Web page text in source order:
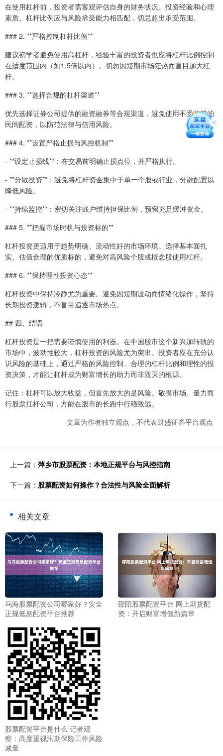
在使用杠杆前，投资者需客观评估自身的财务状况、投资经验和心理
素质。杠杆比例应与风险承受能力相匹配，切忌超出承受范围。
### 2. **严格控制杠杆比例**
建议初学者避免使用高杠杆，经验丰富的投资者也应将杠杆比例控制
在适度范围内（如1.5倍以内）。切勿因短期市场狂热而盲目加大杠
杆。
### 3. **选择合规的杠杆渠道**
优先选择证券公司提供的融资融券等合规渠道，避免使用不受监管的
民间配资，以防范法律与信用风险。
### 4. **设置严格止损与风控机制**
- **设定止损线**：在交易前明确止损点位，并严格执行。
- **分散投资**：避免将杠杆资金集中于单一个股或行业，分散配置以
降低风险。
- **持续监控**：密切关注账户维持担保比例，预留充足缓冲资金。
### 5. **把握市场时机与投资标的**
杠杆投资更适用于趋势明确、流动性好的市场环境。选择基本面扎
实、估值合理的优质标的，避免对高风险个股或概念股使用杠杆。
### 6. **保持理性投资心态**
杠杆投资中保持冷静尤为重要。避免因短期波动而情绪化操作，坚持
长期投资逻辑，不盲目追逐市场热点。
## 四、结语
杠杆投资是一把需要谨慎使用的利器。在中国股市这个新兴加转轨的
市场中，波动性较大，杠杆投资的风险尤为突出。投资者应在充分认
识风险的基础上，通过严格的风险控制、合理的杠杆比例和理性的投
资决策，才能让杠杆成为财富增长的助力而非毁灭的根源。
记住：杠杆可以放大收益，但首先放大的是风险。敬畏市场、量力而
行股票扛杆公司，方能在股市的长跑中行稳致远。
文章为作者独立观点，不代表财盛证券平台观点
上一篇： 萍乡市股票配资：本地正规平台与风控指南
下一篇： 股票配资如何操作？合法性与风险全面解析
相关文章
乌海股票配资公司哪家好？安全
正规低息配资平台推荐
邵阳股票配资平台 网上期货配
资：开启财富增值新篇章
股票配资平台是什么 记者观
察：高度重视汛期保险工作风险
减量